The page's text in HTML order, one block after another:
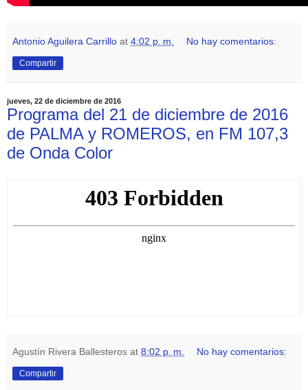
Antonio Aguilera Carrillo at 4:02 p. m. No hay comentarios:
Compartir
jueves, 22 de diciembre de 2016
Programa del 21 de diciembre de 2016
de PALMA y ROMEROS, en FM 107,3
de Onda Color
Agustín Rivera Ballesteros at 8:02 p. m. No hay comentarios:
Compartir